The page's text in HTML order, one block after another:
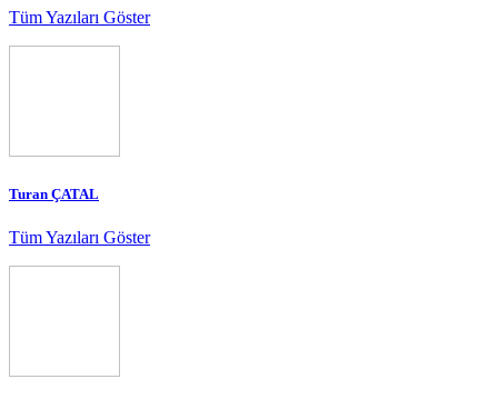
Tüm Yazıları Göster
Turan ÇATAL
Tüm Yazıları Göster